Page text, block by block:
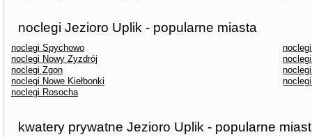
noclegi Jezioro Uplik - popularne miasta
noclegi Spychowo
noclegi Nowy Zyzdrój
noclegi Zgon
noclegi Nowe Kiełbonki
noclegi Rosocha
kwatery prywatne Jezioro Uplik - popularne